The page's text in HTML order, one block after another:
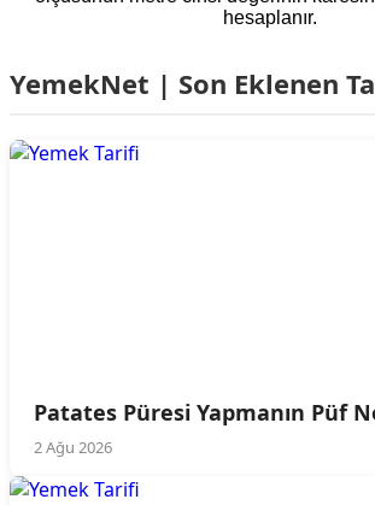
hesaplanır.
YemekNet | Son Eklenen
Patates Püresi Yapmanın Püf
2 Ağu 2026